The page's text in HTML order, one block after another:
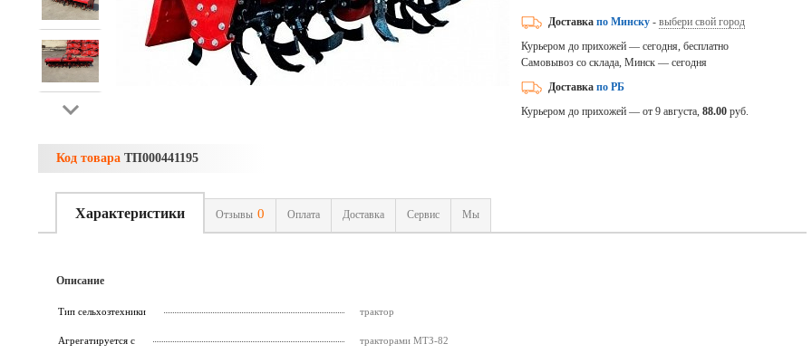
Доставка по Минску- выбери свой город
Курьером до прихожей — сегодня, бесплатно
Самовывоз со склада, Минск — сегодня
Доставка по РБ
Курьером до прихожей — от 9 августа, 88.00 руб.
Код товара ТП000441195
Характеристики Отзывы 0 Оплата Доставка Сервис Мы
Описание
Тип сельхозтехники трактор
Агрегатируется с тракторами МТЗ-82